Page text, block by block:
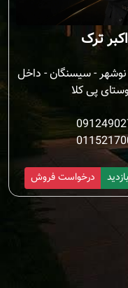
ترک
نوشهر - سیسنگان - داخل
پی کلا
درخواست فروش